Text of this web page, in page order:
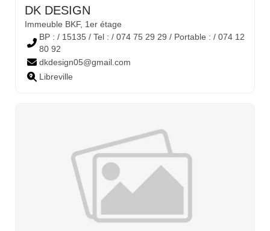
DK DESIGN
Immeuble BKF, 1er étage
BP : / 15135 / Tel : / 074 75 29 29 / Portable : / 074 12
80 92
dkdesign05@gmail.com
Libreville